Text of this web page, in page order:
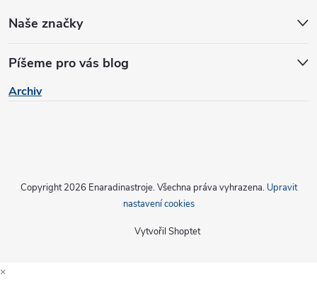
Naše značky
Píšeme pro vás blog
Archiv
Vytvořil Shoptet
Copyright 2026 Enaradinastroje. Všechna práva vyhrazena. Upravit
nastavení cookies
×